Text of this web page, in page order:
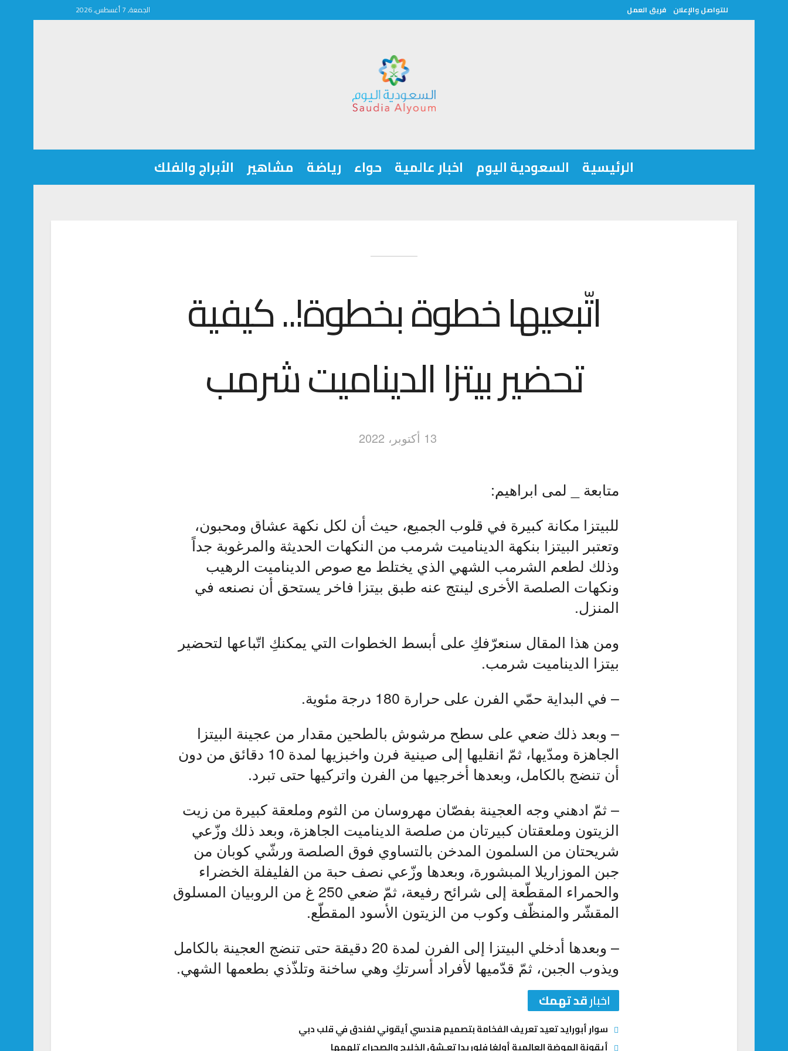
للتواصل والإعلان فريق العمل الجمعة, 7 أغسطس, 2026
الرئيسية السعودية اليوم اخبار عالمية حواء رياضة مشاهير الأبراج والفلك
اتّبعيها خطوة بخطوة!.. كيفية
تحضير بيتزا الديناميت شرمب
13 أكتوبر، 2022
متابعة _ لمى ابراهيم:
للبيتزا مكانة كبيرة في قلوب الجميع، حيث أن لكل نكهة عشاق ومحبون،
وتعتبر البيتزا بنكهة الديناميت شرمب من النكهات الحديثة والمرغوبة جداً
وذلك لطعم الشرمب الشهي الذي يختلط مع صوص الديناميت الرهيب
ونكهات الصلصة الأخرى لينتج عنه طبق بيتزا فاخر يستحق أن نصنعه في
المنزل.
ومن هذا المقال سنعرّفكِ على أبسط الخطوات التي يمكنكِ اتّباعها لتحضير
بيتزا الديناميت شرمب.
– في البداية حمّي الفرن على حرارة 180 درجة مئوية.
– وبعد ذلك ضعي على سطح مرشوش بالطحين مقدار من عجينة البيتزا
الجاهزة ومدّيها، ثمّ انقليها إلى صينية فرن واخبزيها لمدة 10 دقائق من دون
أن تنضج بالكامل، وبعدها أخرجيها من الفرن واتركيها حتى تبرد.
– ثمّ ادهني وجه العجينة بفصّان مهروسان من الثوم وملعقة كبيرة من زيت
الزيتون وملعقتان كبيرتان من صلصة الديناميت الجاهزة، وبعد ذلك وزّعي
شريحتان من السلمون المدخن بالتساوي فوق الصلصة ورشّي كوبان من
جبن الموزاريلا المبشورة، وبعدها وزّعي نصف حبة من الفليفلة الخضراء
والحمراء المقطّعة إلى شرائح رفيعة، ثمّ ضعي 250 غ من الروبيان المسلوق
المقشّر والمنظّف وكوب من الزيتون الأسود المقطّع.
– وبعدها أدخلي البيتزا إلى الفرن لمدة 20 دقيقة حتى تنضج العجينة بالكامل
ويذوب الجبن، ثمّ قدّميها لأفراد أسرتكِ وهي ساخنة وتلذّذي بطعمها الشهي.
اخبارقد تهمك
سوار أبورايد تعيد تعريف الفخامة بتصميم هندسي أيقوني لفندق في قلب دبي
أيقونة الموضة العالمية أولغا فلوريدا تعـشق الخليج والصحراء تلهمها